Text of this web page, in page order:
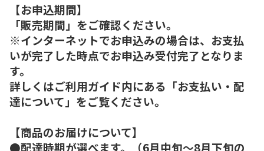
【お申込期間】
「販売期間」をご確認ください。
※インターネットでお申込みの場合は、お支払
いが完了した時点でお申込み受付完了となりま
す。
詳しくはご利用ガイド内にある「お支払い・配
達について」をご覧ください。
【商品のお届けについて】
●配達時期が選べます。（6月中旬～8月下旬の